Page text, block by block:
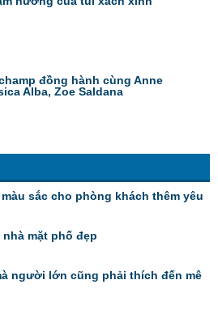
đồng hành cùng Anne
Alba, Zoe Saldana
sắc cho phòng khách thêm yêu
mặt phố đẹp
người lớn cũng phải thích đến mê